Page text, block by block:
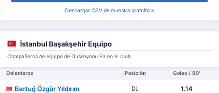
Descargar CSV de muestra gratuito »
İstanbul Başakşehir Equipo
Compañeros de equipo de Ousseynou Ba en el club
Delanteros Posición Goles / 90'
Bertuğ Özgür Yıldırım DL
1.14